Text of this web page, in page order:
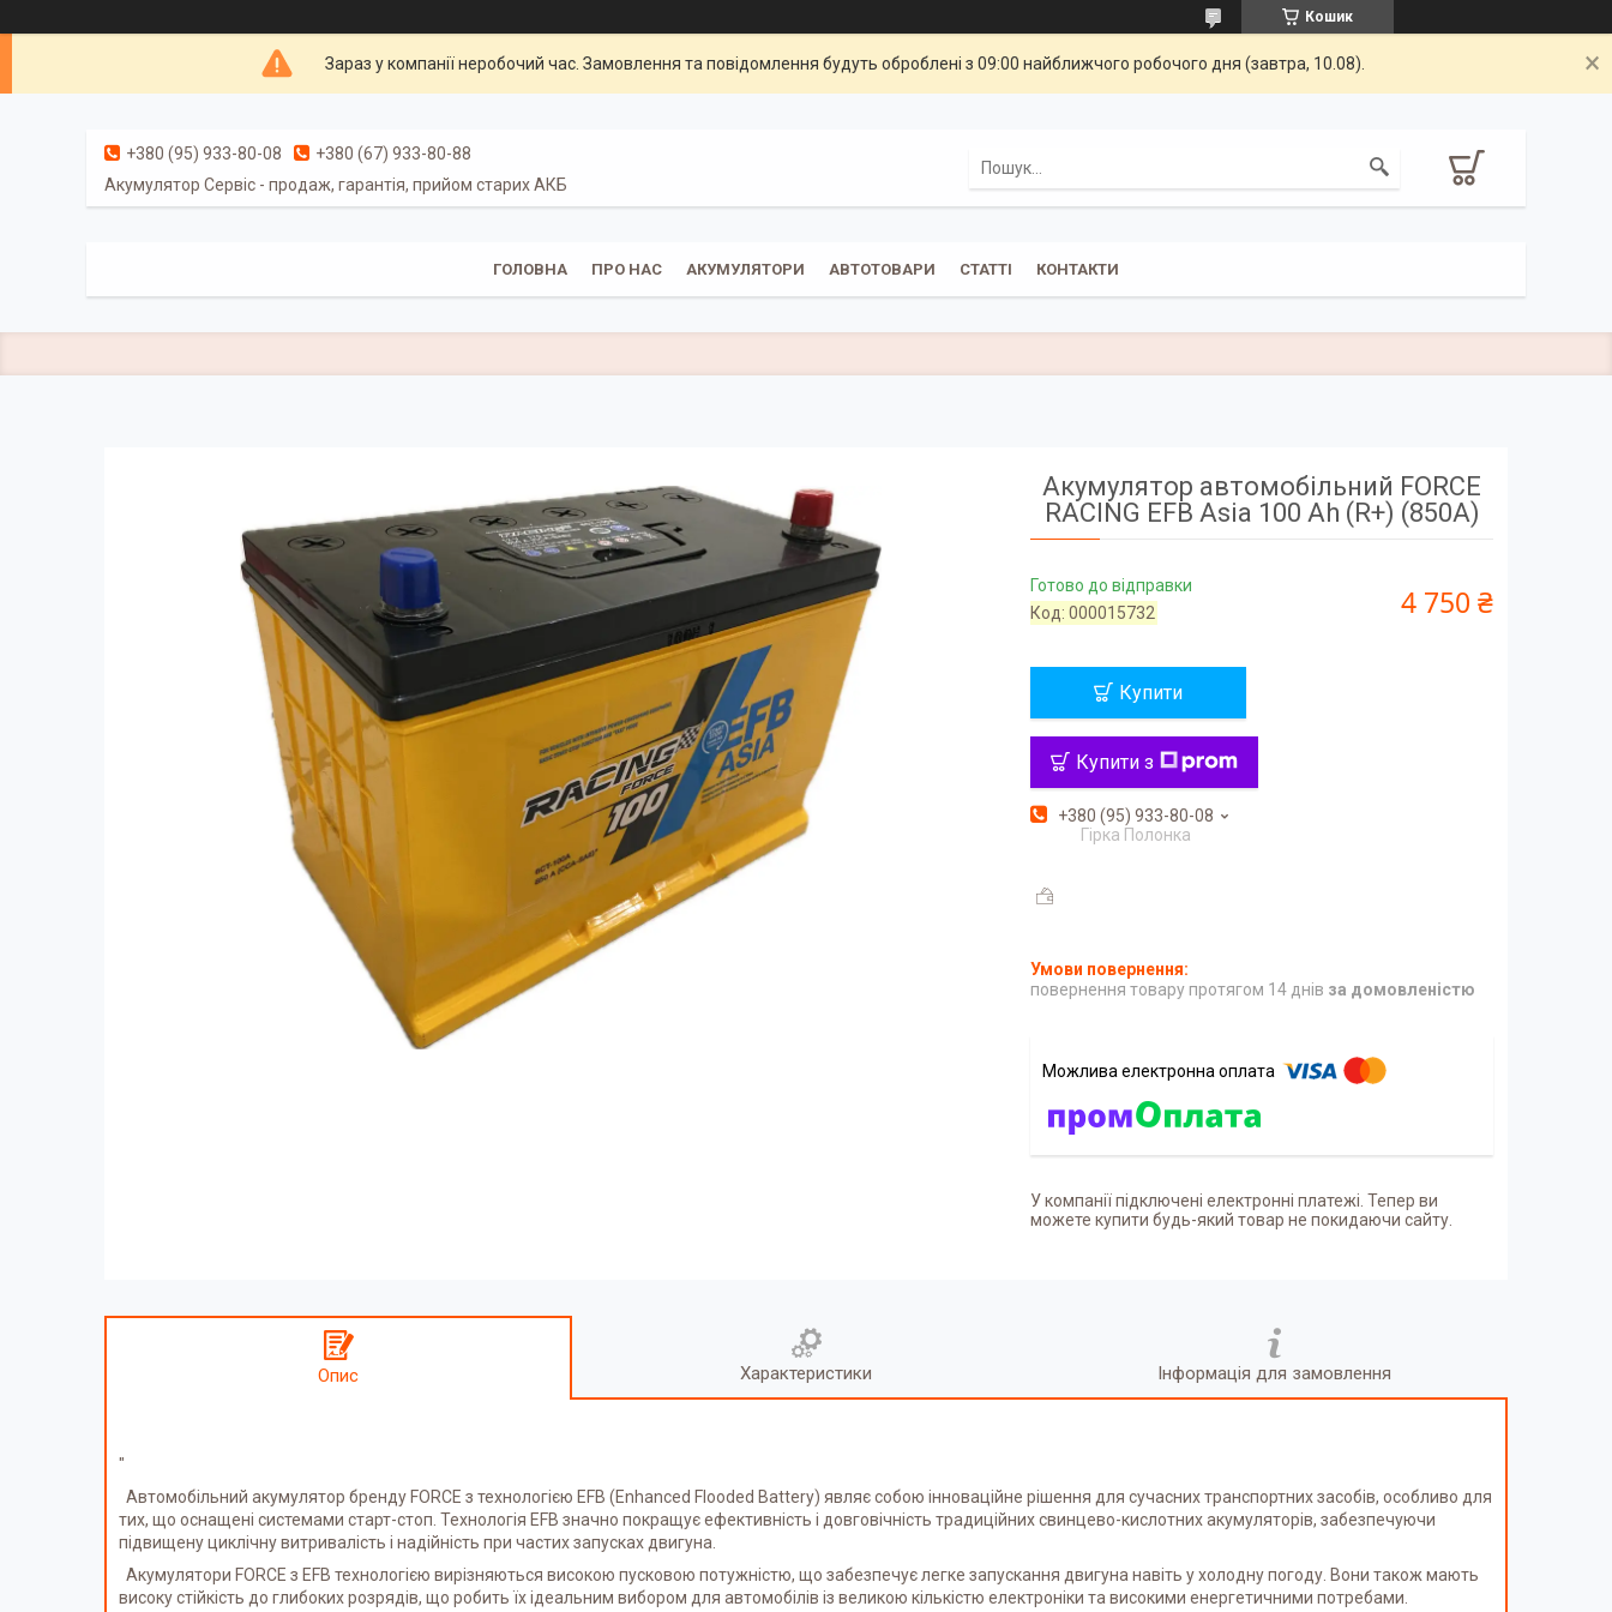
Кошик
Зараз у компанії неробочий час. Замовлення та повідомлення будуть оброблені з 09:00 найближчого робочого дня (завтра, 10.08).
+380 (95) 933-80-08
+380 (67) 933-80-88
Акумулятор Сервіс - продаж, гарантія, прийом старих АКБ
ГОЛОВНА ПРО НАС АКУМУЛЯТОРИ АВТОТОВАРИ СТАТТІ КОНТАКТИ
Акумулятор автомобільний FORCE
RACING EFB Asia 100 Ah (R+) (850А)
Готово до відправки
Код:000015732 4 750 ₴
Купити
Купити з
+380 (95) 933-80-08
Гірка Полонка
повернення товару протягом 14 днів за домовленістю
У компанії підключені електронні платежі. Тепер ви
можете купити будь-який товар не покидаючи сайту.
Опис Характеристики Інформація для замовлення
"
Автомобільний акумулятор бренду FORCE з технологією EFB (Enhanced Flooded Battery) являє собою інноваційне рішення для сучасних транспортних засобів, особливо для
тих, що оснащені системами старт-стоп. Технологія EFB значно покращує ефективність і довговічність традиційних свинцево-кислотних акумуляторів, забезпечуючи
підвищену циклічну витривалість і надійність при частих запусках двигуна.
Акумулятори FORCE з EFB технологією вирізняються високою пусковою потужністю, що забезпечує легке запускання двигуна навіть у холодну погоду. Вони також мають
високу стійкість до глибоких розрядів, що робить їх ідеальним вибором для автомобілів із великою кількістю електроніки та високими енергетичними потребами.